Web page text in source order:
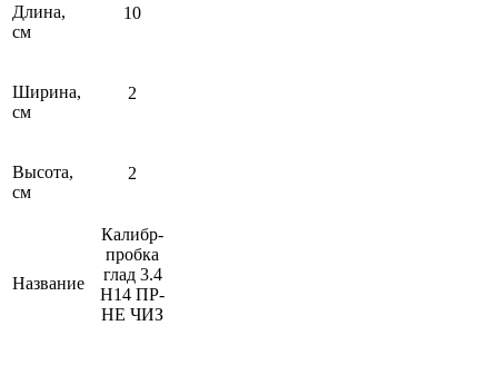
Длина,
см
10
Ширина,
см
2
Высота,
см
2
Название
Калибр-
пробка
глад 3.4
Н14 ПР-
НЕ ЧИЗ